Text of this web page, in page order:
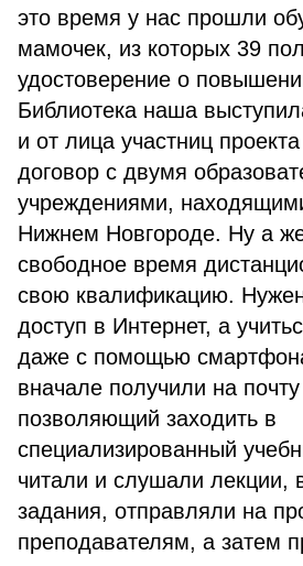
это время у нас прошли
мамочек, из которых 39
удостоверение о
Библиотека наша
и от лица участниц
договор с двумя
учреждениями,
Нижнем Новгороде. Ну а
свободное время
свою квалификацию.
доступ в Интернет, а
даже с помощью
вначале получили на
позволяющий заходить в
специализированный
читали и слушали лекции,
задания, отправляли на
преподавателям, а затем